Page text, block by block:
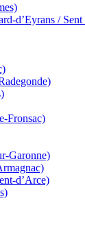
d’Eyrans /
Fronsac)
Garonne)
d’Arce)